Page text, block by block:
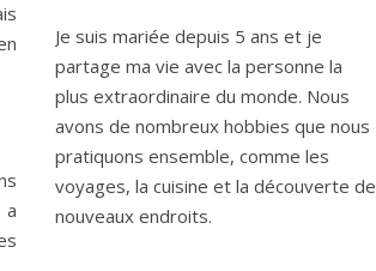
Je suis mariée depuis 5 ans et je
partage ma vie avec la personne la
plus extraordinaire du monde. Nous
avons de nombreux hobbies que nous
pratiquons ensemble, comme les
voyages, la cuisine et la découverte de
nouveaux endroits.